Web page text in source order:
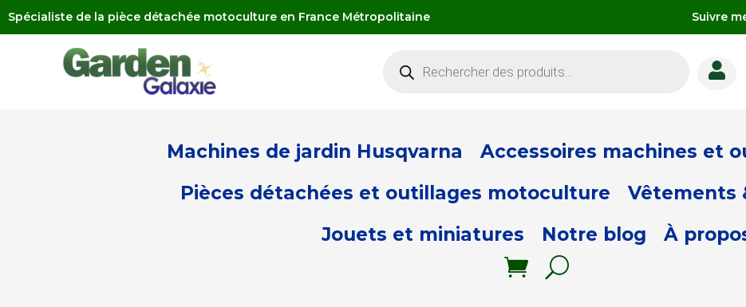
Spécialiste de la pièce détachée motoculture en France Métropolitaine Suivre
produits 
Machines de jardin Husqvarna
Accessoires machines et
Pièces détachées et outillages motoculture
Vêtements
Jouets et miniatures
Notre blog À